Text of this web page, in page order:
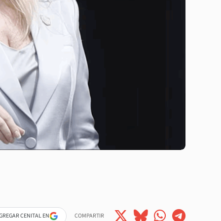
CENITAL EN COMPARTIR